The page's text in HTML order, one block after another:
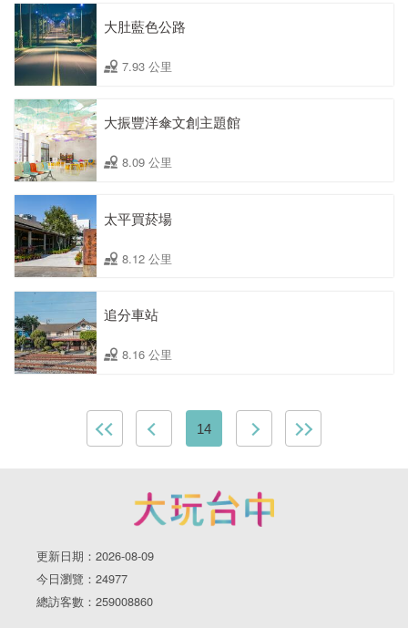
大肚藍色公路
7.93 公里
大振豐洋傘文創主題館
8.09 公里
太平買菸場
8.12 公里
追分車站
8.16 公里
14
更新日期：2026-08-09
今日瀏覽：24977
總訪客數：259008860